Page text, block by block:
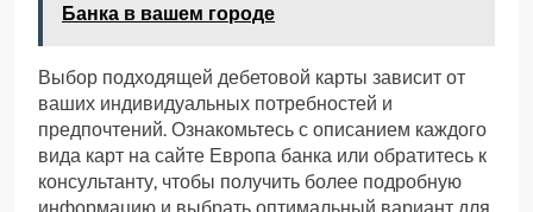
Банка в вашем городе
Выбор подходящей дебетовой карты зависит от
ваших индивидуальных потребностей и
предпочтений. Ознакомьтесь с описанием каждого
вида карт на сайте Европа банка или обратитесь к
консультанту, чтобы получить более подробную